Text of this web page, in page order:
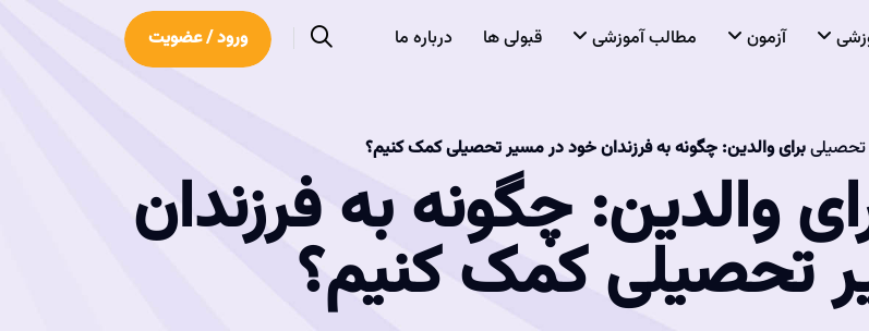
آزمون مطالب آموزشی قبولی ها درباره ما ورود / عضویت
تحصیلیبرای والدین: چگونه به فرزندان خود در مسیر تحصیلی کمک کنیم؟
والدین: چگونه به فرزندان
تحصیلی کمک کنیم؟